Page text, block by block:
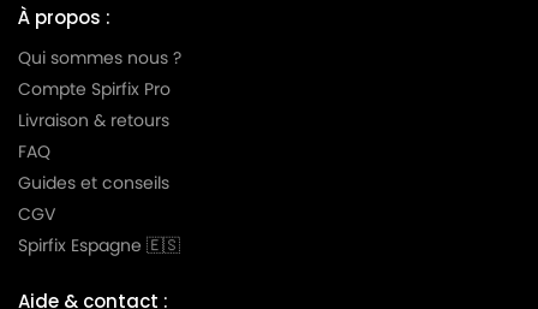
À propos :
Qui sommes nous ?
Compte Spirfix Pro
Livraison & retours
FAQ
Guides et conseils
CGV
Spirfix Espagne 🇪🇸
Aide & contact :